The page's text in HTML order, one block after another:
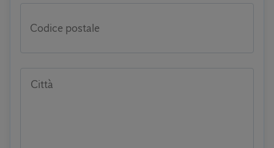
Codice postale
Città